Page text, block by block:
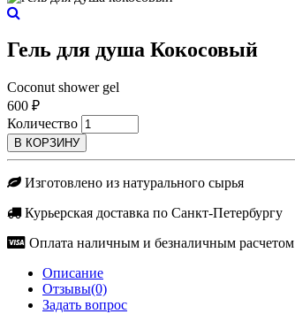
Гель для душа Кокосовый
Coconut shower gel
600 ₽
Количество
Изготовлено из натурального сырья
Курьерская доставка по Санкт-Петербургу
Оплата наличным и безналичным расчетом
Описание
Отзывы(0)
Задать вопрос